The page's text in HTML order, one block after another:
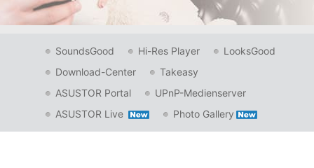
SoundsGood Hi-Res Player
LooksGood
Download-Center
Takeasy
ASUSTOR Portal
UPnP-Medienserver
ASUSTOR Live
Photo Gallery